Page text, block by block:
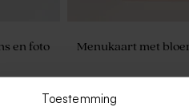
Toestemming
en foto Menukaart met